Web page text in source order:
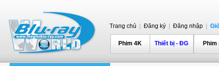
Trang chủ Đăng ký Đăng nhập
Phim 4K Thiết bị - ĐG